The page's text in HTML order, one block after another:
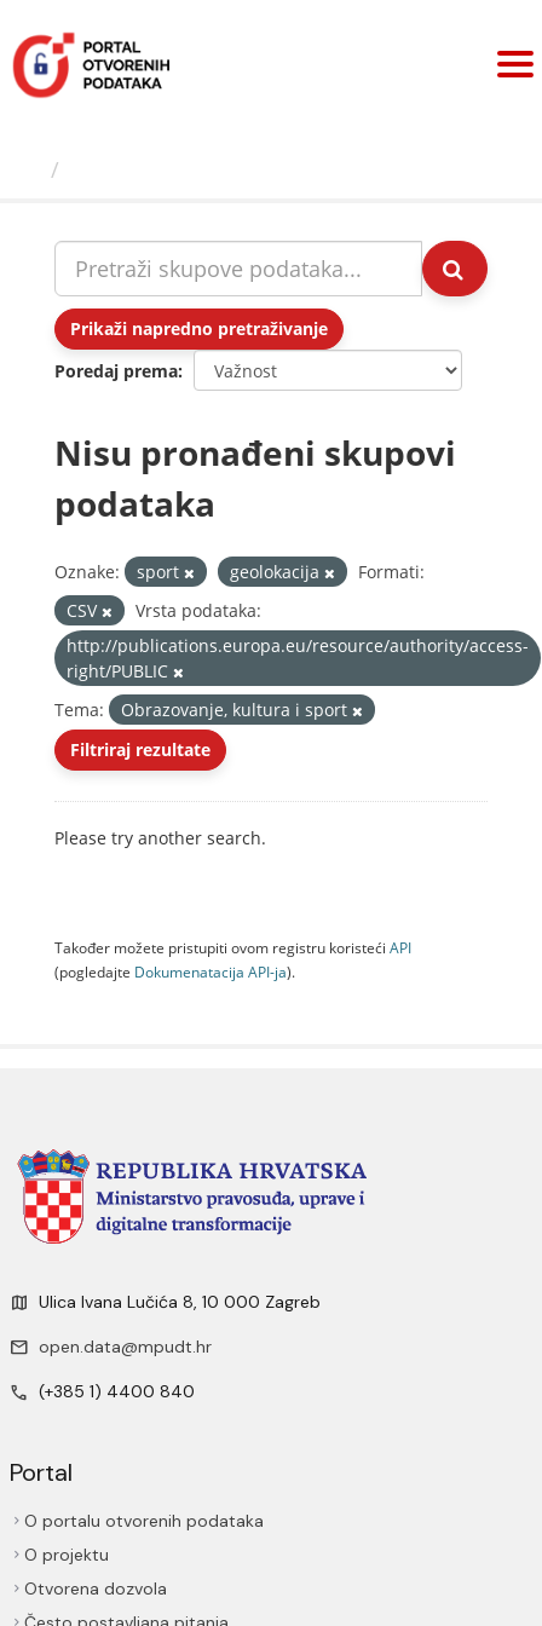
sadržaj
Prikaži napredno pretraživanje
Poredaj prema
Nisu pronađeni skupovi
podataka
Oznake: sport geolokacija
Formati:
CSV
Vrsta podataka:
http://publications.europa.eu/resource/authority/access-
right/PUBLIC
Tema:
Obrazovanje, kultura i sport
Filtriraj rezultate
Please try another search.
Također možete pristupiti ovom registru koristeći API
(pogledajte Dokumenаtаcijа API-jа).